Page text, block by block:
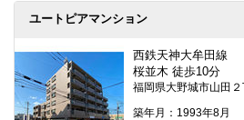
ユートピアマンション
西鉄天神大牟田線
桜並木 徒歩10分
福岡県大野城市山田
築年月：1993年8月